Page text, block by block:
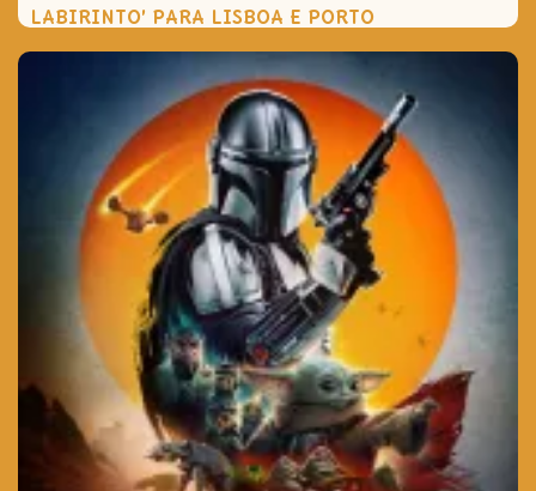
LABIRINTO’ PARA LISBOA E PORTO